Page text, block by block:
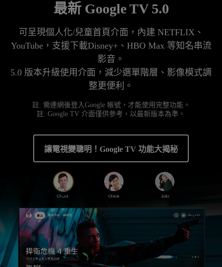
最新 Google TV 5.0
可呈現個人化/兒童首頁介面，內建 NETFLIX、
YouTube，支援下載Disney+、HBO Max 等知名串流
影音。
5.0 版本升級使用介面，減少選單階層、影像模式調
註: 需連網後登入Google 帳號，才能使用完整功能。
讓電視變聰明！Google TV 功能大揭秘